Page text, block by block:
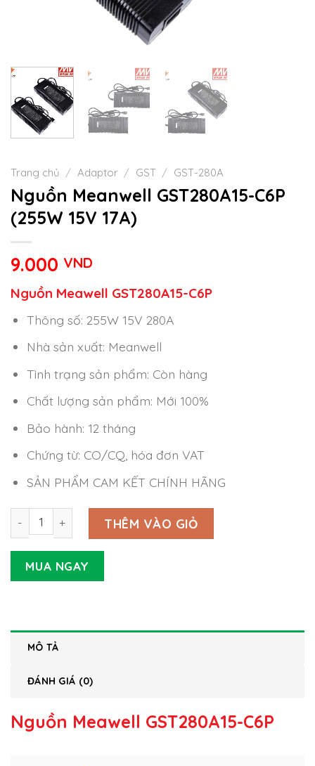
Trang chủ / Adaptor / GST / GST-280A
Nguồn Meanwell GST280A15-C6P
(255W 15V 17A)
9.000 VND
Nguồn Meawell GST280A15-C6P
Thông số: 255W 15V 280A
Nhà sản xuất: Meanwell
Tình trạng sản phẩm: Còn hàng
Chất lượng sản phẩm: Mới 100%
Bảo hành: 12 tháng
Chứng từ: CO/CQ, hóa đơn VAT
SẢN PHẨM CAM KẾT CHÍNH HÃNG
Nguồn Meanwell GST280A15-C6P (255W 15V 17A) số
THÊM VÀO GIỎ
MUA NGAY
MÔ TẢ
ĐÁNH GIÁ (0)
Nguồn Meawell GST280A15-C6P